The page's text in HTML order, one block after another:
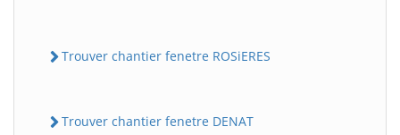
Trouver chantier fenetre ROSiERES
Trouver chantier fenetre DENAT